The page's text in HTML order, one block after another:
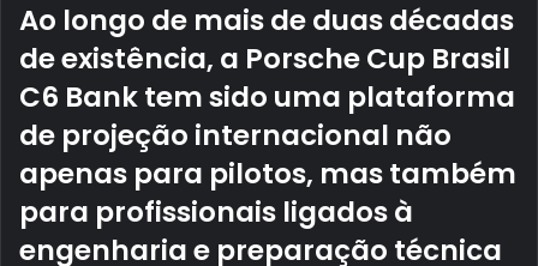
Ao longo de mais de duas décadas
de existência, a Porsche Cup Brasil
C6 Bank tem sido uma plataforma
de projeção internacional não
apenas para pilotos, mas também
para profissionais ligados à
engenharia e preparação técnica